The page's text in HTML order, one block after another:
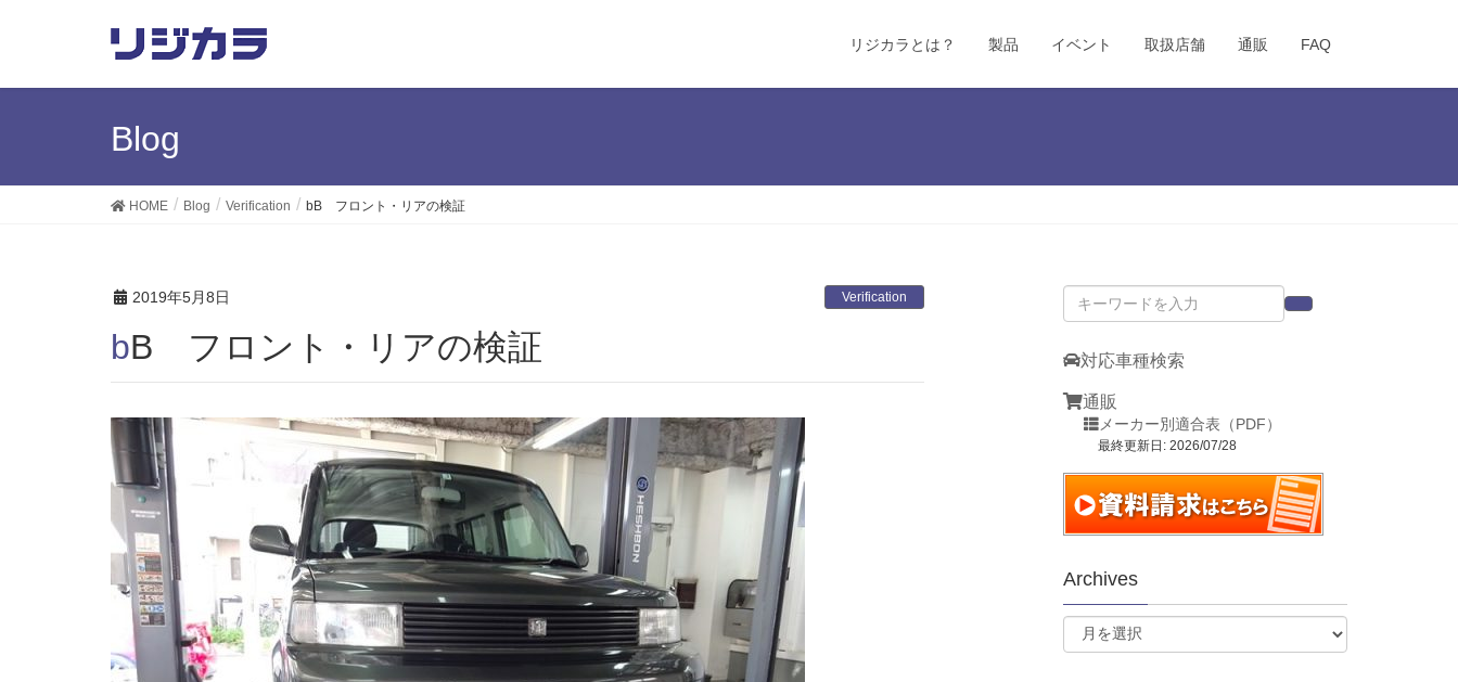
リジカラとは？ 製品 イベント 取扱店舗 通販 FAQ
Blog
HOME Blog Verification bB フロント・リアの検証
2019年5月8日 Verification
bB フロント・リアの検証 対応車種検索
通販
メーカー別適合表（PDF）
最終更新日: 2026/07/28
Archives